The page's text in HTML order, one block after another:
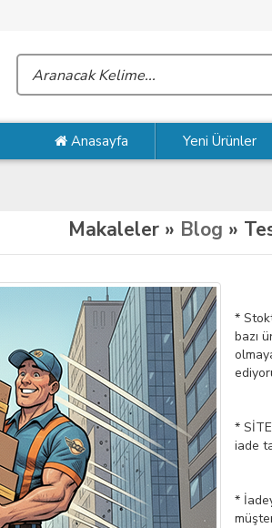
Anasayfa Yeni Ürünler
Makaleler » Blog »
*
bazı
*
iade
*